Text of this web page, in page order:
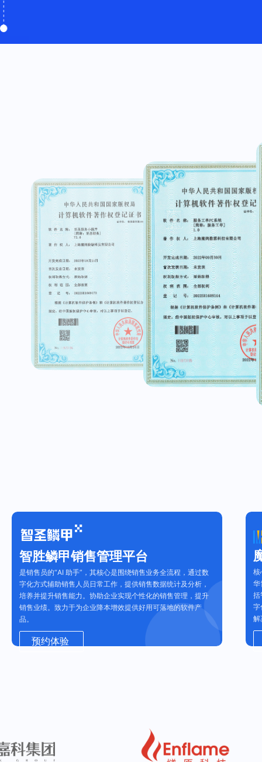
智胜鳞甲销售管理平台
是销售员的“AI 助手”，其核心是围绕销售业务全流程，通过数
字化方式辅助销售人员日常工作，提供销售数据统计及分析，
培养并提升销售能力。协助企业实现个性化的销售管理，提升
销售业绩。致力于为企业降本增效提供好用可落地的软件产
品。
预约体验
核
华
括
字
解